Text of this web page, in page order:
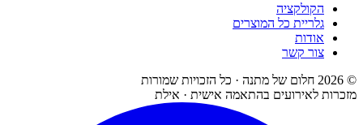
הקולקציה
גלריית כל המוצרים
אודות
צור קשר
©
2026 חלום של מתנה · כל הזכויות שמורות
מזכרות לאירועים בהתאמה אישית · אילת